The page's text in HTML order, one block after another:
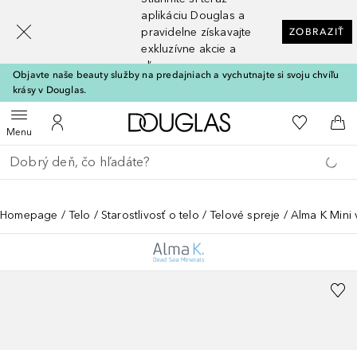
aplikáciu Douglas a
pravidelne získavajte
exkluzívne akcie a
zľavy
ZOBRAZIŤ
Objavte naše beauty služby na predajniach a vychutnajte si svoju chvíľu
krásy v Douglas.
MenuOtvoriť menuDo môjho účtu
Domov Do môjho
Do
Choď späť
Vykonajte vyhľadávanie
Homepage Telo Starostlivosť o telo Telové spreje Alma K Mini
[navigation.slideout.screenreader]